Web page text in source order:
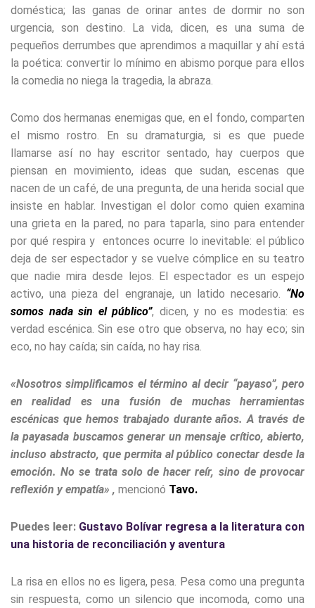
doméstica; las ganas de orinar antes de dormir no son
urgencia, son destino. La vida, dicen, es una suma de
pequeños derrumbes que aprendimos a maquillar y ahí está
la poética: convertir lo mínimo en abismo porque para ellos
la comedia no niega la tragedia, la abraza.
Como dos hermanas enemigas que, en el fondo, comparten
el mismo rostro. En su dramaturgia, si es que puede
llamarse así no hay escritor sentado, hay cuerpos que
piensan en movimiento, ideas que sudan, escenas que
nacen de un café, de una pregunta, de una herida social que
insiste en hablar. Investigan el dolor como quien examina
una grieta en la pared, no para taparla, sino para entender
por qué respira y entonces ocurre lo inevitable: el público
deja de ser espectador y se vuelve cómplice en su teatro
que nadie mira desde lejos. El espectador es un espejo
activo, una pieza del engranaje, un latido necesario. “No
somos nada sin el público”, dicen, y no es modestia: es
verdad escénica. Sin ese otro que observa, no hay eco; sin
eco, no hay caída; sin caída, no hay risa.
«Nosotros simplificamos el término al decir “payaso”, pero
en realidad es una fusión de muchas herramientas
escénicas que hemos trabajado durante años. A través de
la payasada buscamos generar un mensaje crítico, abierto,
incluso abstracto, que permita al público conectar desde la
emoción. No se trata solo de hacer reír, sino de provocar
reflexión y empatía» , mencionó Tavo.
Puedes leer: Gustavo Bolívar regresa a la literatura con
una historia de reconciliación y aventura
La risa en ellos no es ligera, pesa. Pesa como una pregunta
sin respuesta, como un silencio que incomoda, como una